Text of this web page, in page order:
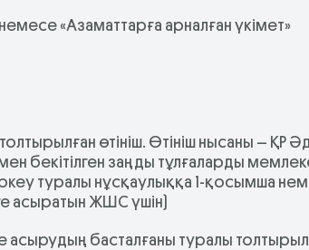
«Азаматтарға арналған үкімет»
өтініш. Өтініш нысаны – ҚР
бекітілген заңды тұлғаларды
туралы нұсқаулыққа 1-қосымша
асыратын ЖШС үшін)
асырудың басталғаны туралы